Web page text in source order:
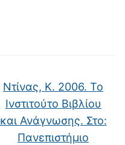
Ντίνας, Κ. 2006. Το
Ινστιτούτο Βιβλίου
και Ανάγνωσης. Στο:
Πανεπιστήμιο